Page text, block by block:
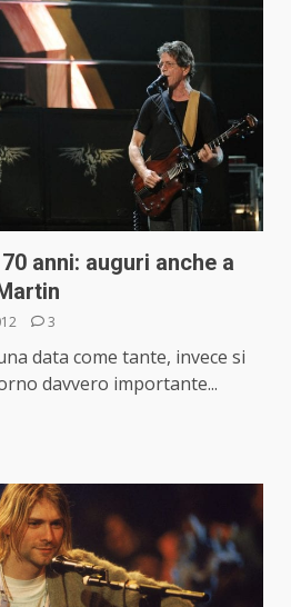
anni: auguri anche a
3
data come tante, invece si
davvero importante...